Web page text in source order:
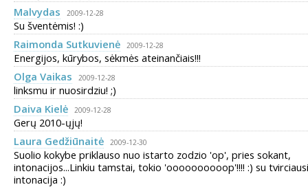
Malvydas
2009-12-28
Su šventėmis! :)
Raimonda Sutkuvienė
2009-12-28
Energijos, kūrybos, sėkmės ateinančiais!!!
Olga Vaikas
2009-12-28
linksmu ir nuosirdziu! ;)
Daiva Kielė
2009-12-28
Gerų 2010-ųjų!
Laura Gedžiūnaitė
2009-12-30
Suolio kokybe priklauso nuo istarto zodzio 'op', pries sokant,
intonacijos...Linkiu tamstai, tokio 'oooooooooop'!!!! :) su
intonacija :)